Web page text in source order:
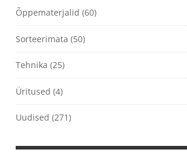
Õppematerjalid (60)
Sorteerimata (50)
Tehnika (25)
Üritused (4)
Uudised (271)